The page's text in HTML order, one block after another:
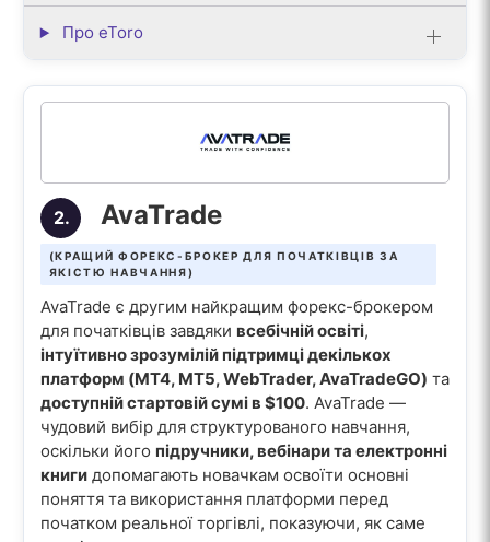
Про eToro
2. AvaTrade
(КРАЩИЙ ФОРЕКС-БРОКЕР ДЛЯ ПОЧАТКІВЦІВ ЗА
ЯКІСТЮ НАВЧАННЯ)
AvaTrade є другим найкращим форекс-брокером
для початківців завдяки всебічній освіті,
інтуїтивно зрозумілій підтримці декількох
платформ (MT4, MT5, WebTrader, AvaTradeGO) та
доступній стартовій сумі в $100. AvaTrade —
чудовий вибір для структурованого навчання,
оскільки його підручники, вебінари та електронні
книгидопомагають новачкам освоїти основні
поняття та використання платформи перед
початком реальної торгівлі, показуючи, як саме